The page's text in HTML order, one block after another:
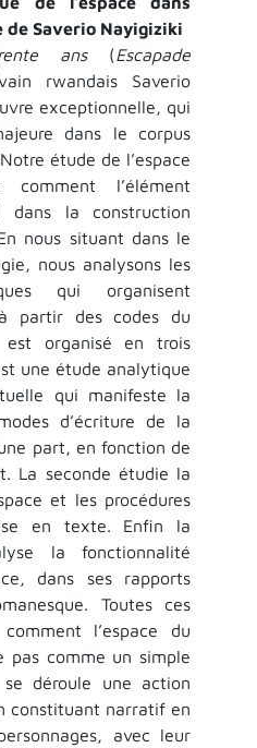
de Saverio Nayigiziki
ans (Escapade
rwandais Saverio
exceptionnelle, qui
dans le corpus
étude de l’espace
comment l’élément
dans la construction
nous situant dans le
nous analysons les
qui organisent
à partir des codes du
est organisé en trois
une étude analytique
qui manifeste la
d’écriture de la
part, en fonction de
La seconde étudie la
et les procédures
en texte. Enfin la
la fonctionnalité
dans ses rapports
Toutes ces
l’espace du
pas comme un simple
déroule une action
constituant narratif en
avec leur